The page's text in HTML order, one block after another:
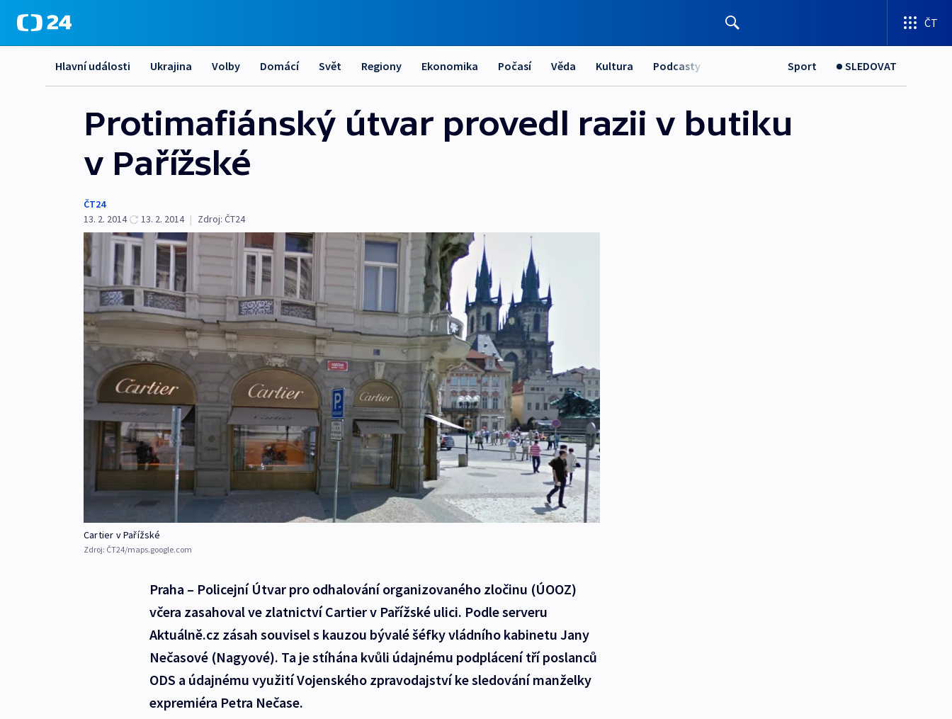
ČT
Hlavní události Ukrajina Volby Domácí Svět Regiony Ekonomika Počasí Věda Kultura Podcasty Sport SLEDOVAT
Protimafiánský útvar provedl razii v butiku
v Pařížské
ČT24
13. 2. 2014
13. 2. 2014 | Zdroj: ČT24
Cartier v Pařížské
Zdroj: ČT24/maps.google.com
Praha – Policejní Útvar pro odhalování organizovaného zločinu (ÚOOZ)
včera zasahoval ve zlatnictví Cartier v Pařížské ulici. Podle serveru
Aktuálně.cz zásah souvisel s kauzou bývalé šéfky vládního kabinetu Jany
Nečasové (Nagyové). Ta je stíhána kvůli údajnému podplácení tří poslanců
ODS a údajnému využití Vojenského zpravodajství ke sledování manželky
expremiéra Petra Nečase.